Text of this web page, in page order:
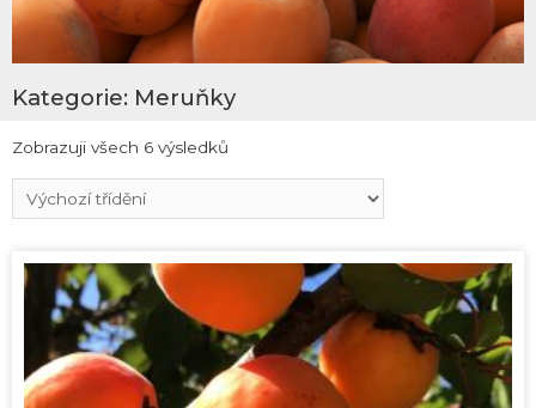
Kategorie: Meruňky
Zobrazuji všech 6 výsledků